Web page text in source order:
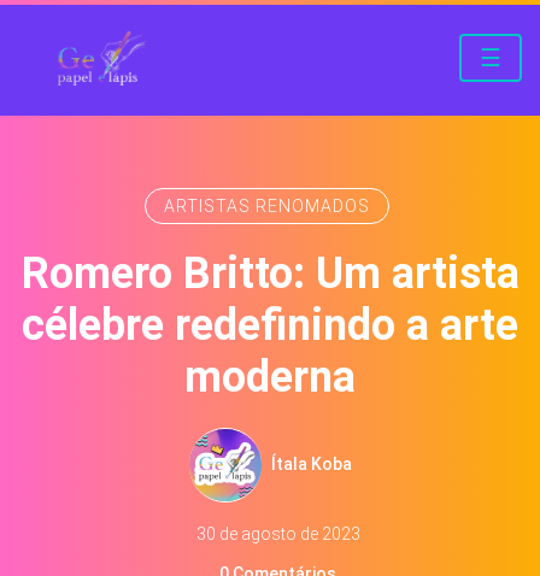
☰
ARTISTAS RENOMADOS
Romero Britto: Um artista
célebre redefinindo a arte
moderna
Ítala Koba
30 de agosto de 2023